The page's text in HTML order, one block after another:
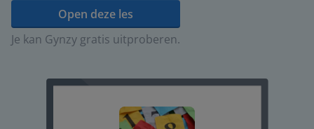
Open deze les
Je kan Gynzy gratis uitproberen.